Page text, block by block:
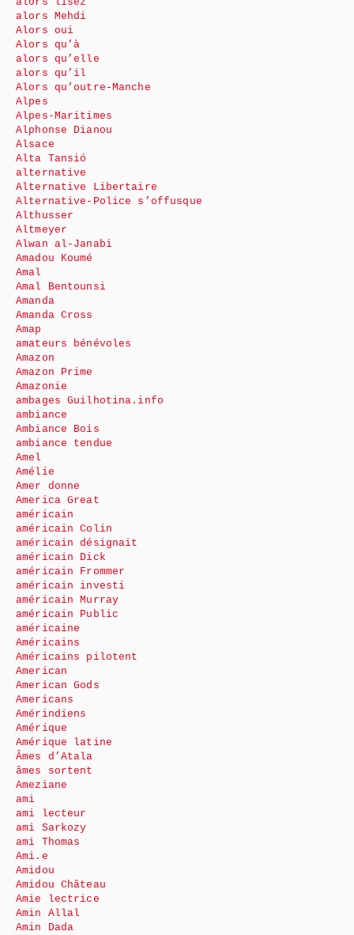
alors Mehdi
Alors oui
Alors qu’à
alors qu’elle
alors qu’il
Alors qu’outre-Manche
Alpes
Alpes-Maritimes
Alphonse Dianou
Alsace
Alta Tansió
alternative
Alternative Libertaire
Alternative-Police s’offusque
Althusser
Altmeyer
Alwan al-Janabi
Amadou Koumé
Amal
Amal Bentounsi
Amanda
Amanda Cross
Amap
amateurs bénévoles
Amazon
Amazon Prime
Amazonie
ambages Guilhotina.info
ambiance
Ambiance Bois
ambiance tendue
Amel
Amélie
Amer donne
America Great
américain
américain Colin
américain désignait
américain Dick
américain Frommer
américain investi
américain Murray
américain Public
américaine
Américains
Américains pilotent
American
American Gods
Americans
Amérindiens
Amérique
Amérique latine
Âmes d’Atala
âmes sortent
Ameziane
ami
ami lecteur
ami Sarkozy
ami Thomas
Ami.e
Amidou
Amidou Château
Amie lectrice
Amin Allal
Amin Dada